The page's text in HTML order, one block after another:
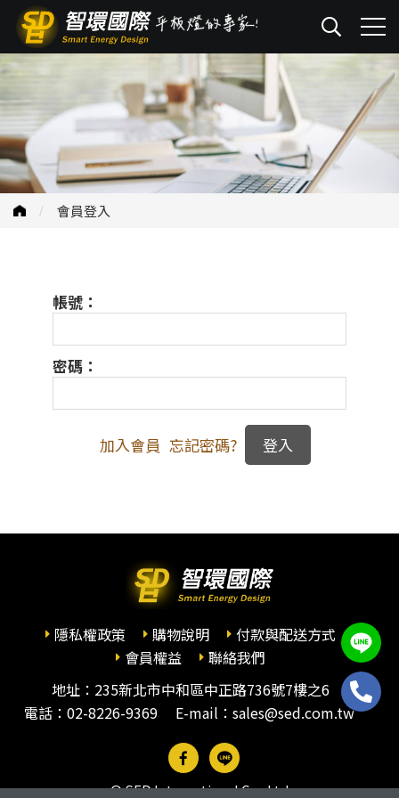
會員登入
帳號：
密碼：
加入會員 忘記密碼?
隱私權政策 購物說明
付款與配送方式
會員權益
聯絡我們
地址：235新北市中和區中正路736號7樓之6
電話： 02-8226-9369 E-mail：sales@sed.com.tw
© SED International Co., Ltd